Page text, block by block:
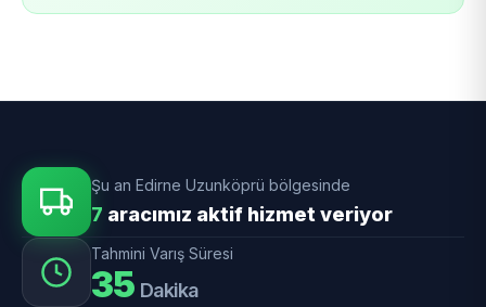
Şu an Edirne Uzunköprü bölgesinde
7 aracımız aktif hizmet veriyor
Tahmini Varış Süresi
35 Dakika